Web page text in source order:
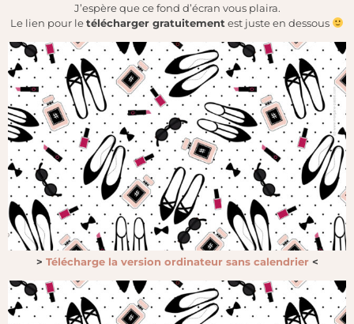
J’espère que ce fond d’écran vous plaira.
Le lien pour letélécharger gratuitement est juste en dessous
> Télécharge la version ordinateur sans calendrier<